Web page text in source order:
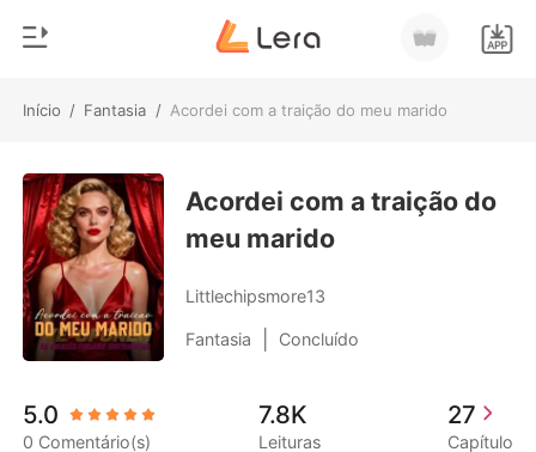
Início / Fantasia / Acordei com a traição do meu marido
Loja
Histórico
Sair
Baixar App
Gênero
Moderno
Lobisomem
Contos
Bilionários
Acordei com a traição do
meu marido
Littlechipsmore13
Fantasia Concluído
5.0
0 Comentário(s)
7.8K
Leituras
27
Capítulo